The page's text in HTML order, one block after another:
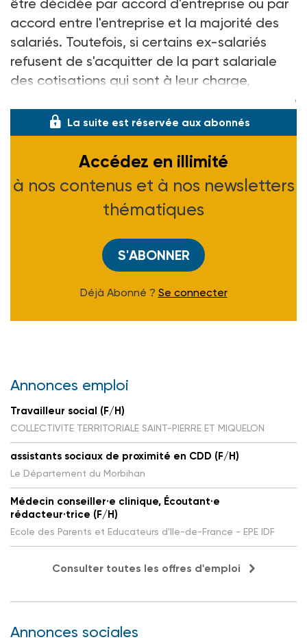
être décidée par accord d'entreprise ou par
accord entre l'entreprise et la majorité des
salariés. Toutefois, si certains ex-salariés
refusent de s'acquitter de la part salariale
des cotisations qui sont à leur charge,
l'entreprise cesse de verser toute cotisation p
La suite est réservée aux abonnés
Accédez en illimité
à nos contenus et à nos newsletters
thématiques
S'ABONNER
Déjà Abonné ? Se connecter
Annonces emploi
Travailleur social (F/H)
COLLECTIVITE TERRITORIALE SAINT-PIERRE ET MIQUELON
assistants sociaux de proximité en CDD (F/H)
Le Département du Morbihan
Médecin conseiller·e clinique, Écoutant·e
rédacteur·trice (F/H)
Ecole des Parents et Educateurs d'Ile-de-France - EPE IDF
Consulter toutes les offres d'emploi
Annonces sociales